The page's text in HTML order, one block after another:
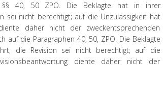
40, 50 ZPO. Die Beklagte hat in ihrer
sei nicht berechtigt; auf die Unzulässigkeit hat
daher nicht der zweckentsprechenden
auf die Paragraphen 40, 50, ZPO. Die Beklagte
die Revision sei nicht berechtigt; auf die
diente daher nicht der